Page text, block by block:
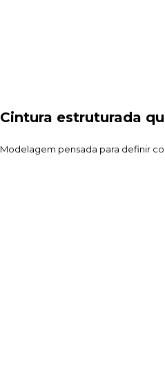
Cintura estruturada
Modelagem pensada para definir